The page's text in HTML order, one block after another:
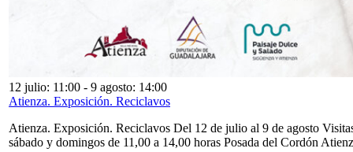
12 julio: 11:00 - 9 agosto: 14:00
Atienza. Exposición. Reciclavos
Atienza. Exposición. Reciclavos Del 12 de julio al 9 de agosto
sábado y domingos de 11,00 a 14,00 horas Posada del Cordón